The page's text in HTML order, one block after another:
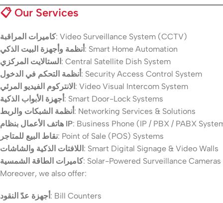
📋 Our Services
كاميرات المراقبة: Video Surveillance System (CCTV)
أنظمة وأجهزة البيت الذكي: Smart Home Automation
الستالايت المركزي: Central Satellite Dish System
أنظمة التحكم في الدخول: Security Access Control System
الانتركوم الفيديو المرئي: Video Visual Intercom System
أجهزة الأبواب الذكية: Smart Door-Lock Systems
أنظمة الشبكات والربط: Networking Services & Solutions
هاتف الأعمال بنظام IP: Business Phone (IP / PBX / PABX
نقاط البيع للمتاجر: Point of Sale (POS) Systems
اللافتات الذكية والشاشات: Smart Digital Signage & Video Walls
كاميرات الطاقة الشمسية: Solar-Powered Surveillance Cameras
Moreover, we also offer:
أجهزة عدّ النقود: Bill Counters